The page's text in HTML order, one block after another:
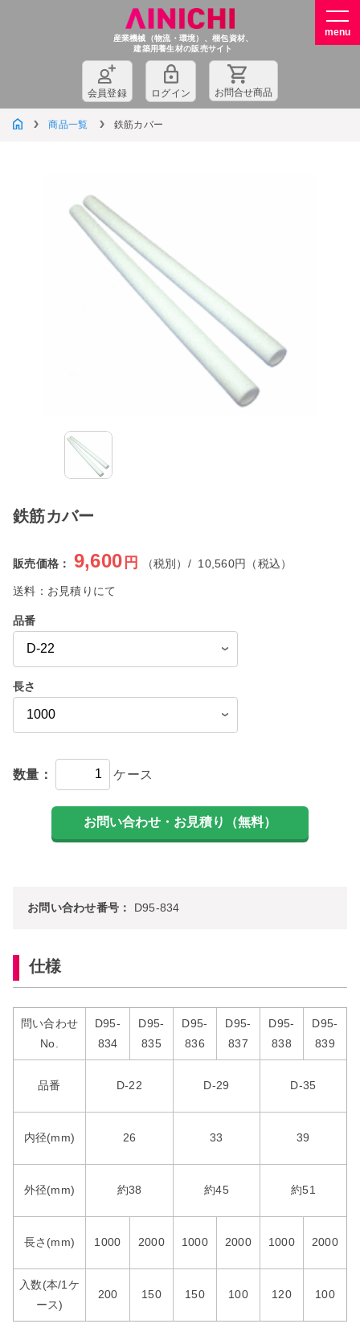
産業機械（物流・環境）、梱包資材、
建築用養生材の販売サイト
会員登録 ログイン お問合せ商品
商品一覧 鉄筋カバー
鉄筋カバー
販売価格： 9,600 円 （税別）/ 10,560円（税込）
送料： お見積りにて
品番
長さ
数量： ケース
お問い合わせ番号： D95-834
仕様
問い合わせ
No.
D95-
834
D95-
835
D95-
836
D95-
837
D95-
838
D95-
839
品番 D-22 D-29 D-35
内径(mm) 26 33 39
外径(mm) 約38 約45 約51
長さ(mm) 1000 2000 1000 2000 1000 2000
入数(本/1ケ
ース)
200 150 150 100 120 100